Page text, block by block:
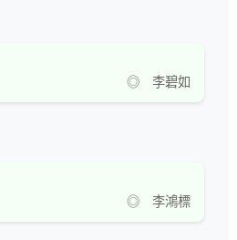
◎ 李碧如
◎ 李鴻標